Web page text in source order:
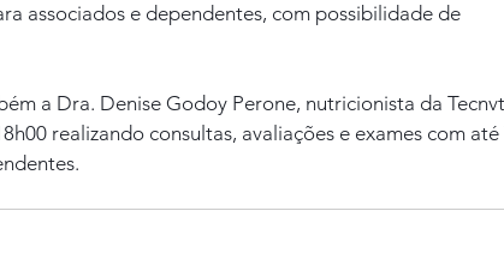
associados e dependentes, com possibilidade de
a Dra. Denise Godoy Perone, nutricionista da
realizando consultas, avaliações e exames com até